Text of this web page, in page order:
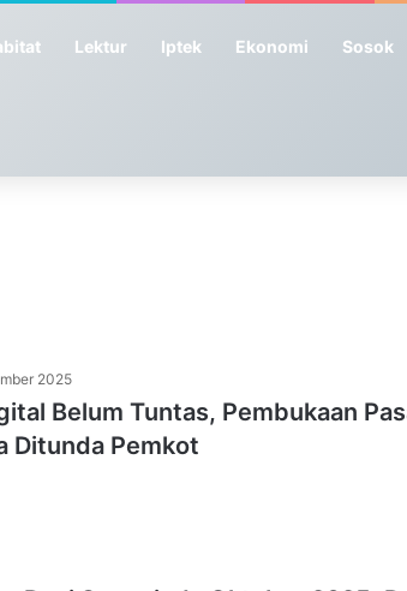
Lektur Iptek Ekonomi Sosok
2025
Belum Tuntas, Pembukaan
Ditunda Pemkot